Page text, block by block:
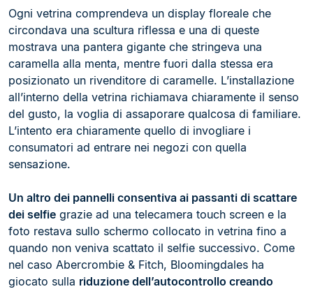
Ogni vetrina comprendeva un display floreale che
circondava una scultura riflessa e una di queste
mostrava una pantera gigante che stringeva una
caramella alla menta, mentre fuori dalla stessa era
posizionato un rivenditore di caramelle. L’installazione
all’interno della vetrina richiamava chiaramente il senso
del gusto, la voglia di assaporare qualcosa di familiare.
L’intento era chiaramente quello di invogliare i
consumatori ad entrare nei negozi con quella
sensazione.
Un altro dei pannelli consentiva ai passanti di scattare
dei selfie grazie ad una telecamera touch screen e la
foto restava sullo schermo collocato in vetrina fino a
quando non veniva scattato il selfie successivo. Come
nel caso Abercrombie & Fitch, Bloomingdales ha
giocato sulla riduzione dell’autocontrollo creando